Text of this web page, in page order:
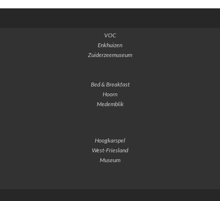
VOC
Enkhuizen
Zuiderzeemuseum
Bed & Breakfast
Hoorn
Medemblik
Hoogkarspel
West-Friesland
Museum